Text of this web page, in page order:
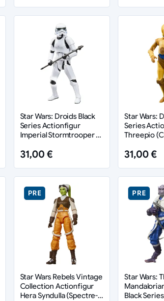
Star Wars: Droids Black
Series Actionfigur
Imperial Stormtrooper 15
31,00 €
Star Wars:
Series
Threepio
31,00 €
PRE
Star Wars Rebels Vintage
Collection Actionfigur
Hera Syndulla (Spectre-
PRE
Star Wars:
Black